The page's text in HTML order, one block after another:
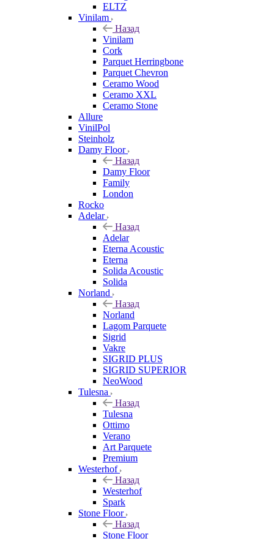
ELTZ
Vinilam
Назад
Vinilam
Cork
Parquet Herringbone
Parquet Chevron
Ceramo Wood
Ceramo XXL
Ceramo Stone
Allure
VinilPol
Steinholz
Damy Floor
Назад
Damy Floor
Family
London
Rocko
Adelar
Назад
Adelar
Eterna Acoustic
Eterna
Solida Acoustic
Solida
Norland
Назад
Norland
Lagom Parquete
Sigrid
Vakre
SIGRID PLUS
SIGRID SUPERIOR
NeoWood
Tulesna
Назад
Tulesna
Ottimo
Verano
Art Parquete
Premium
Westerhof
Назад
Westerhof
Spark
Stone Floor
Назад
Stone Floor